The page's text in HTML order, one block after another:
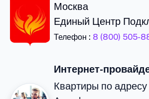
Москва
Единый Центр
Телефон : 8 (800) 505-
Интернет-
Квартиры по адресу